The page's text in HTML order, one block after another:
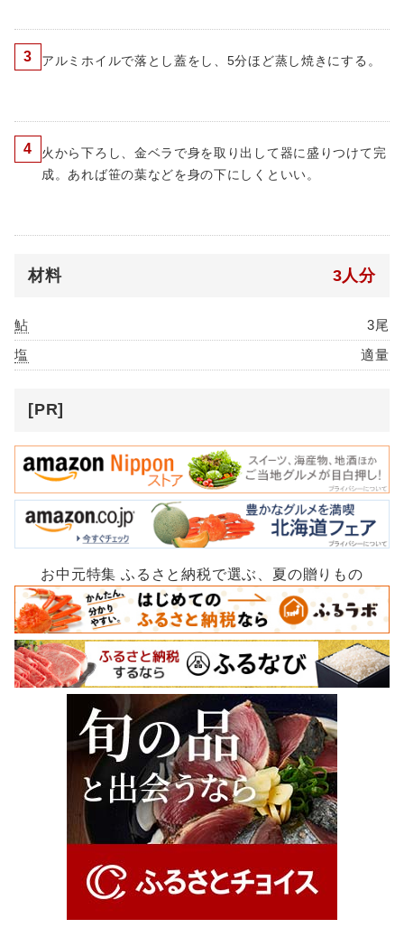
3 アルミホイルで落とし蓋をし、5分ほど蒸し焼きにする。
4
火から下ろし、金ベラで身を取り出して器に盛りつけて完
成。あれば笹の葉などを身の下にしくといい。
材料 3人分
鮎
3尾
塩
適量
[PR]
お中元特集 ふるさと納税で選ぶ、夏の贈りもの